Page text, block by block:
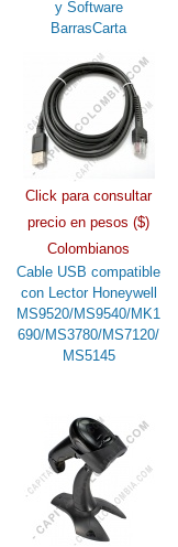
y Software
BarrasCarta
Click para consultar
precio en pesos ($)
Colombianos
Cable USB compatible
con Lector Honeywell
MS9520/MS9540/MK1
690/MS3780/MS7120/
MS5145